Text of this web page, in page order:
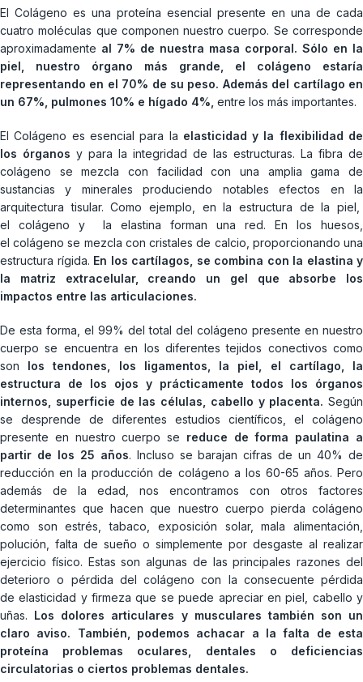
El Colágeno es una proteína esencial presente en una de cada
cuatro moléculas que componen nuestro cuerpo. Se corresponde
aproximadamente al 7% de nuestra masa corporal. Sólo en la
piel, nuestro órgano más grande, el colágeno estaría
representando en el 70% de su peso. Además del cartílago en
un 67%, pulmones 10% e hígado 4%, entre los más importantes.
El Colágeno es esencial para la elasticidad y la flexibilidad de
los órganos y para la integridad de las estructuras. La fibra de
colágeno se mezcla con facilidad con una amplia gama de
sustancias y minerales produciendo notables efectos en la
arquitectura tisular. Como ejemplo, en la estructura de la piel,
el colágeno y la elastina forman una red. En los huesos,
el colágeno se mezcla con cristales de calcio, proporcionando una
estructura rígida. En los cartílagos, se combina con la elastina y
la matriz extracelular, creando un gel que absorbe los
impactos entre las articulaciones.
De esta forma, el 99% del total del colágeno presente en nuestro
cuerpo se encuentra en los diferentes tejidos conectivos como
son los tendones, los ligamentos, la piel, el cartílago, la
estructura de los ojos y prácticamente todos los órganos
internos, superficie de las células, cabello y placenta. Según
se desprende de diferentes estudios científicos, el colágeno
presente en nuestro cuerpo se reduce de forma paulatina a
partir de los 25 años. Incluso se barajan cifras de un 40% de
reducción en la producción de colágeno a los 60-65 años. Pero
además de la edad, nos encontramos con otros factores
determinantes que hacen que nuestro cuerpo pierda colágeno
como son estrés, tabaco, exposición solar, mala alimentación,
polución, falta de sueño o simplemente por desgaste al realizar
ejercicio físico. Estas son algunas de las principales razones del
deterioro o pérdida del colágeno con la consecuente pérdida
de elasticidad y firmeza que se puede apreciar en piel, cabello y
uñas. Los dolores articulares y musculares también son un
claro aviso. También, podemos achacar a la falta de esta
proteína problemas oculares, dentales o deficiencias
circulatorias o ciertos problemas dentales.